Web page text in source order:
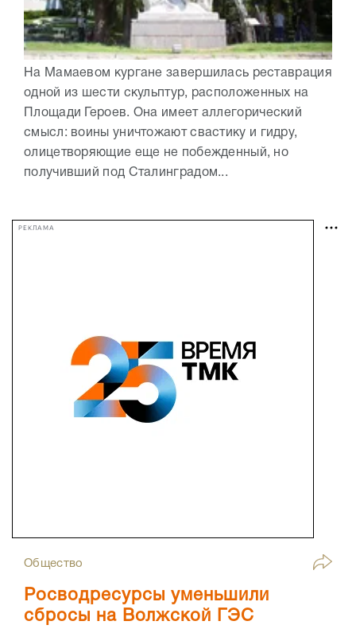
На Мамаевом кургане завершилась реставрация
одной из шести скульптур, расположенных на
Площади Героев. Она имеет аллегорический
смысл: воины уничтожают свастику и гидру,
олицетворяющие еще не побежденный, но
получивший под Сталинградом...
РЕКЛАМА
Общество
Росводресурсы уменьшили
сбросы на Волжской ГЭС